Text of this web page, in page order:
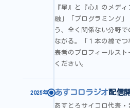
『星』と『心』のメデ
融」「プログラミング
う、全く関係ない分野
ながる。「１本の線で
表者のプロフィールスト
ください。
2025年 あすコロラジオ配信
あすとろサイコロ代表